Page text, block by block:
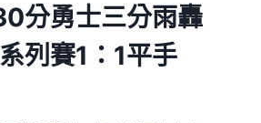
分勇士三分雨轟
列賽1：1平手